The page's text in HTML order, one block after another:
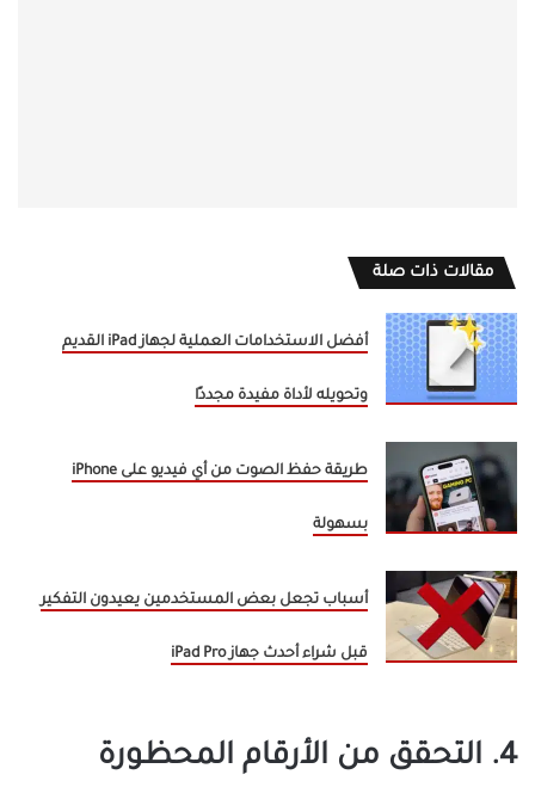
مقالات ذات صلة
أفضل الاستخدامات العملية لجهاز iPad القديم
وتحويله لأداة مفيدة مجددًا
طريقة حفظ الصوت من أي فيديو على iPhone
بسهولة
أسباب تجعل بعض المستخدمين يعيدون التفكير
قبل شراء أحدث جهاز iPad Pro
4. التحقق من الأرقام المحظورة